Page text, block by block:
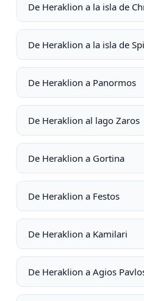
De Heraklion a la isla de
De Heraklion a la isla de
De Heraklion a Panormos
De Heraklion al lago Zaros
De Heraklion a Gortina
De Heraklion a Festos
De Heraklion a Kamilari
De Heraklion a Agios